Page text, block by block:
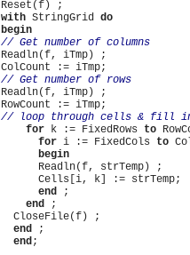
with StringGrid do
begin
Readln(f, iTmp) ;
Readln(f, iTmp) ;
for k := FixedRows to
for i := FixedCols to
begin
      Readln(f, strTemp) ;
      Cells[i, k] := strTemp;
end ;
end ;
  CloseFile(f) ;
end ;
end;